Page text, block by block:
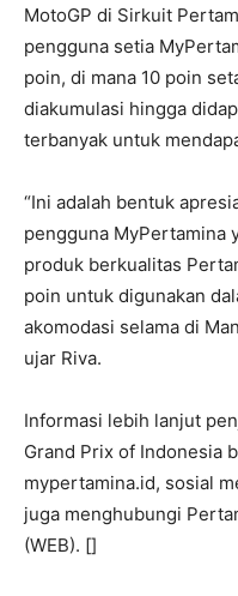
MotoGP di Sirkuit
pengguna setia
poin, di mana 10 poin
diakumulasi hingga
terbanyak untuk
“Ini adalah bentuk
pengguna MyPertamina
produk berkualitas
poin untuk digunakan
akomodasi selama di
ujar Riva.
Informasi lebih lanjut
Grand Prix of Indonesia
mypertamina.id, sosial
juga menghubungi
(WEB). []